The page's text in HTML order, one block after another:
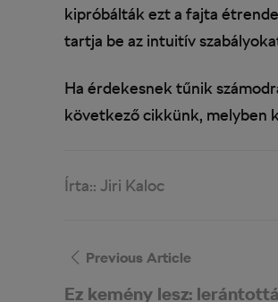
kipróbálták ezt a fajta
tartja be az intuitív
Ha érdekesnek tűnik
következő cikkünk, melyben
Írta:: Jiri Kaloc
Previous Article
Ez kemény lesz: